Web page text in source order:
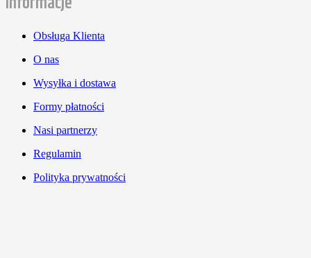
Obsługa Klienta
O nas
Wysyłka i dostawa
Formy płatności
Nasi partnerzy
Regulamin
Polityka prywatności